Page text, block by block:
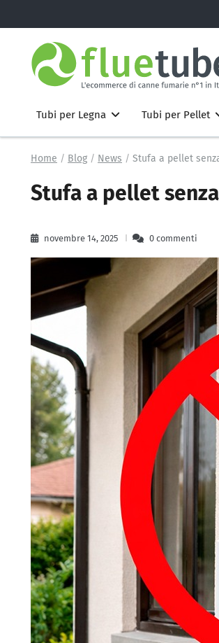
Tubi per Legna Tubi per Pellet
Home Blog News Stufa a pellet
Stufa a pellet
novembre 14, 2025 0 commenti